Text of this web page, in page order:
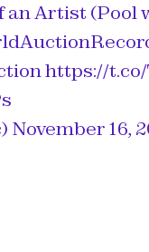
Artist (Pool
https://
November 16,